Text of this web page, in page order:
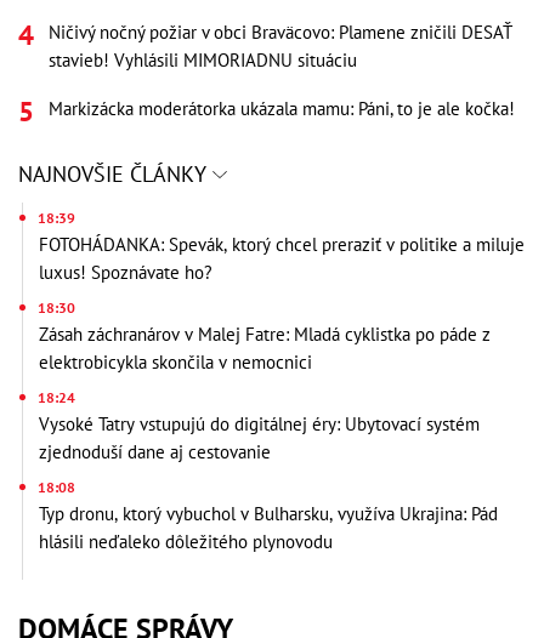
Ničivý nočný požiar v obci Braväcovo: Plamene zničili DESAŤ
stavieb! Vyhlásili MIMORIADNU situáciu
Markizácka moderátorka ukázala mamu: Páni, to je ale kočka!
NAJNOVŠIE ČLÁNKY
18:39
FOTOHÁDANKA: Spevák, ktorý chcel preraziť v politike a miluje
luxus! Spoznávate ho?
18:30
Zásah záchranárov v Malej Fatre: Mladá cyklistka po páde z
elektrobicykla skončila v nemocnici
18:24
Vysoké Tatry vstupujú do digitálnej éry: Ubytovací systém
zjednoduší dane aj cestovanie
18:08
Typ dronu, ktorý vybuchol v Bulharsku, využíva Ukrajina: Pád
hlásili neďaleko dôležitého plynovodu
DOMÁCE SPRÁVY